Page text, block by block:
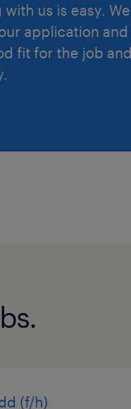
us is easy.
application and
fit for the job
(f/h)